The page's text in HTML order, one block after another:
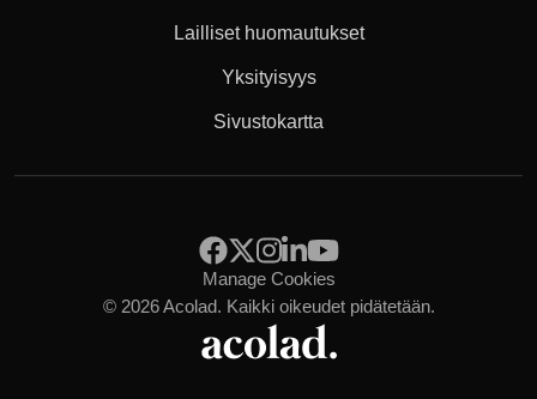
Lailliset huomautukset
Yksityisyys
Sivustokartta
© 2026 Acolad. Kaikki oikeudet pidätetään.
Manage Cookies